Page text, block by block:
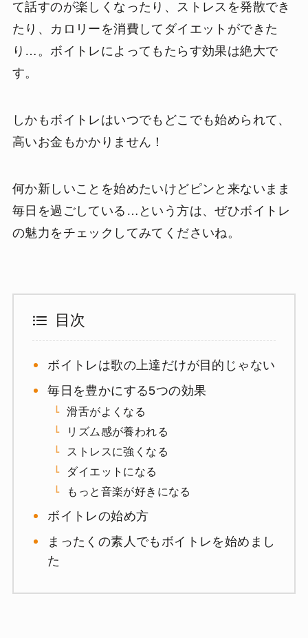
て話すのが楽しくなったり、ストレスを発散でき
たり、カロリーを消費してダイエットができた
り…。ボイトレによってもたらす効果は絶大で
す。
しかもボイトレはいつでもどこでも始められて、
高いお金もかかりません！
何か新しいことを始めたいけどピンと来ないまま
毎日を過ごしている…という方は、ぜひボイトレ
の魅力をチェックしてみてくださいね。
目次
ボイトレは歌の上達だけが目的じゃない
毎日を豊かにする5つの効果
滑舌がよくなる
リズム感が養われる
ストレスに強くなる
ダイエットになる
もっと音楽が好きになる
ボイトレの始め方
まったくの素人でもボイトレを始めまし
た